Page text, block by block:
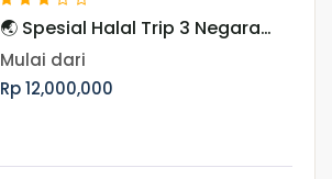
🌏 Spesial Halal Trip 3 Negara
Asia Periode Libur Akhir Tahun
Mulai dari
Rp 12,000,000